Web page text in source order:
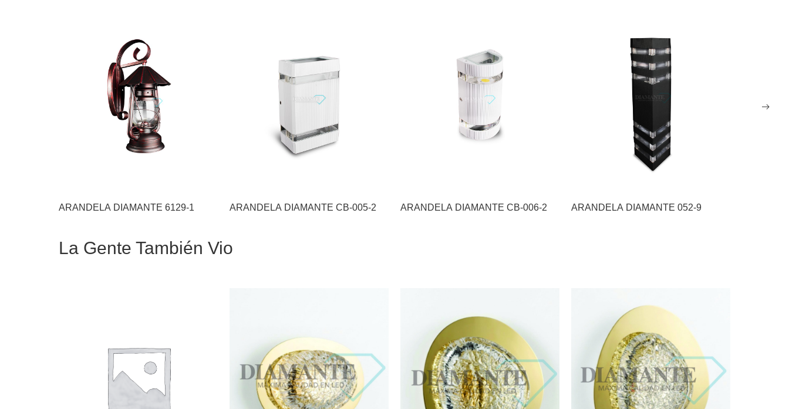
ARANDELA DIAMANTE 6129-1 ARANDELA DIAMANTE CB-005-2 ARANDELA DIAMANTE CB-006-2 ARANDELA DIAMANTE 052-9
La Gente También Vio